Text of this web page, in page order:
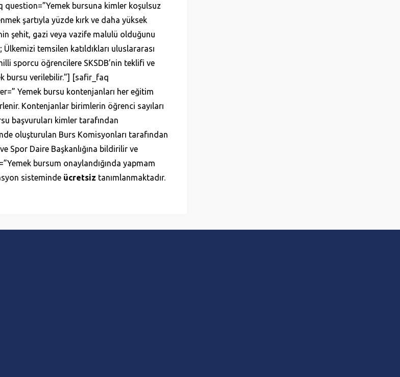
question=”Yemek bursuna kimler koşulsuz
şartıyla yüzde kırk ve daha yüksek
şehit, gazi veya vazife malulü olduğunu
temsilen katıldıkları uluslararası
sporcu öğrencilere SKSDB’nin teklifi ve
bursu verilebilir.”] [safir_faq
Yemek bursu kontenjanları her eğitim
Kontenjanlar birimlerin öğrenci sayıları
başvuruları kimler tarafından
oluşturulan Burs Komisyonları tarafından
Spor Daire Başkanlığına bildirilir ve
bursum onaylandığında yapmam
sisteminde ücretsiz tanımlanmaktadır.